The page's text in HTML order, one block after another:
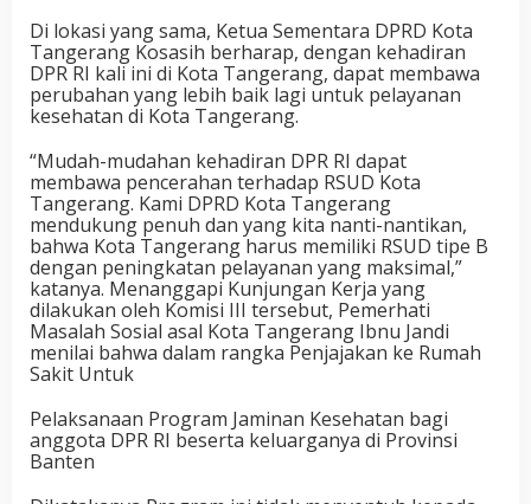
Di lokasi yang sama, Ketua Sementara DPRD Kota
Tangerang Kosasih berharap, dengan kehadiran
DPR RI kali ini di Kota Tangerang, dapat membawa
perubahan yang lebih baik lagi untuk pelayanan
kesehatan di Kota Tangerang.
“Mudah-mudahan kehadiran DPR RI dapat
membawa pencerahan terhadap RSUD Kota
Tangerang. Kami DPRD Kota Tangerang
mendukung penuh dan yang kita nanti-nantikan,
bahwa Kota Tangerang harus memiliki RSUD tipe B
dengan peningkatan pelayanan yang maksimal,”
katanya. Menanggapi Kunjungan Kerja yang
dilakukan oleh Komisi III tersebut, Pemerhati
Masalah Sosial asal Kota Tangerang Ibnu Jandi
menilai bahwa dalam rangka Penjajakan ke Rumah
Sakit Untuk
Pelaksanaan Program Jaminan Kesehatan bagi
anggota DPR RI beserta keluarganya di Provinsi
Banten